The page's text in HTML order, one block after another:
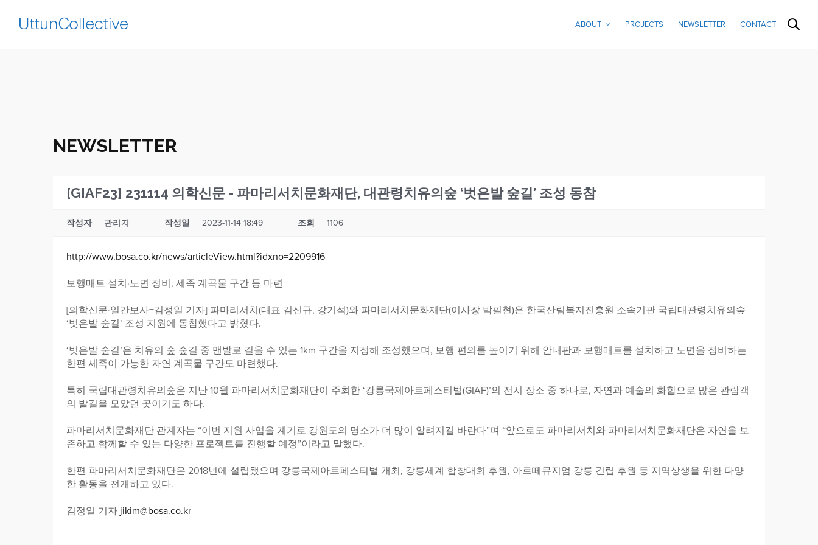
ABOUT PROJECTS NEWSLETTER CONTACT
NEWSLETTER
[GIAF23] 231114 의학신문 - 파마리서치문화재단, 대관령치유의숲 ‘벗은발 숲길’ 조성 동참
작성자 관리자 작성일 2023-11-14 18:49 조회 1106
http://www.bosa.co.kr/news/articleView.html?idxno=2209916
보행매트 설치·노면 정비, 세족 계곡물 구간 등 마련
[의학신문·일간보사=김정일 기자] 파마리서치(대표 김신규, 강기석)와 파마리서치문화재단(이사장 박필현)은 한국산림복지진흥원 소속기관 국립대관령치유의숲
‘벗은발 숲길’ 조성 지원에 동참했다고 밝혔다.
‘벗은발 숲길’은 치유의 숲 숲길 중 맨발로 걸을 수 있는 1km 구간을 지정해 조성했으며, 보행 편의를 높이기 위해 안내판과 보행매트를 설치하고 노면을 정비하는
한편 세족이 가능한 자연 계곡물 구간도 마련했다.
특히 국립대관령치유의숲은 지난 10월 파마리서치문화재단이 주최한 ‘강릉국제아트페스티벌(GIAF)’의 전시 장소 중 하나로, 자연과 예술의 화합으로 많은 관람객
의 발길을 모았던 곳이기도 하다.
파마리서치문화재단 관계자는 “이번 지원 사업을 계기로 강원도의 명소가 더 많이 알려지길 바란다”며 “앞으로도 파마리서치와 파마리서치문화재단은 자연을 보
존하고 함께할 수 있는 다양한 프로젝트를 진행할 예정”이라고 말했다.
한편 파마리서치문화재단은 2018년에 설립됐으며 강릉국제아트페스티벌 개최, 강릉세계 합창대회 후원, 아르떼뮤지엄 강릉 건립 후원 등 지역상생을 위한 다양
한 활동을 전개하고 있다.
김정일 기자 jikim@bosa.co.kr